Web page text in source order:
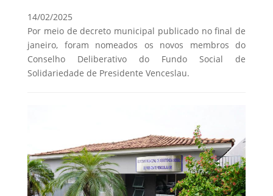
14/02/2025
Por meio de decreto municipal publicado no final de
janeiro, foram nomeados os novos membros do
Conselho Deliberativo do Fundo Social de
Solidariedade de Presidente Venceslau.